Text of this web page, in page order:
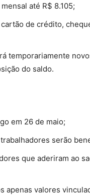
até R$ 8.105;
de crédito,
temporariamente
do saldo.
em 26 de maio;
serão
que aderiram ao
apenas valores